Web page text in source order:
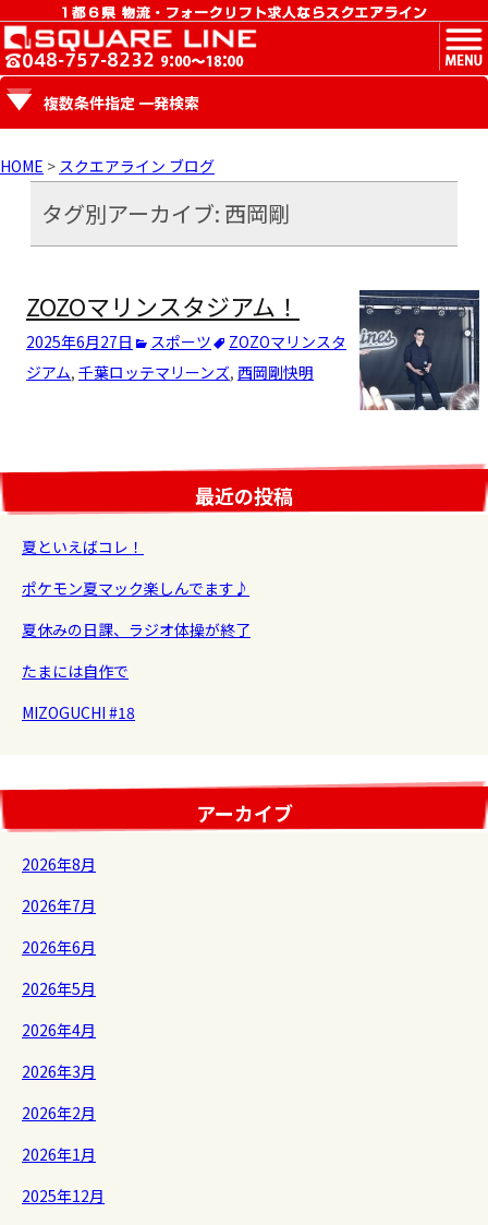
MENU
複数条件指定 一発検索
HOME > スクエアライン ブログ
タグ別アーカイブ: 西岡剛
ZOZOマリンスタジアム！
2025年6月27日 スポーツ
ZOZOマリンスタ
ジアム, 千葉ロッテマリーンズ, 西岡剛快明
最近の投稿
夏といえばコレ！
ポケモン夏マック楽しんでます♪
夏休みの日課、ラジオ体操が終了
たまには自作で
MIZOGUCHI #18
アーカイブ
2026年8月
2026年7月
2026年6月
2026年5月
2026年4月
2026年3月
2026年2月
2026年1月
2025年12月